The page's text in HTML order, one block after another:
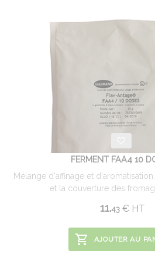
FERMENT FAA4 10
Mélange d'affinage et
et la couverture des
11.43 €HT
AJOUTER AU